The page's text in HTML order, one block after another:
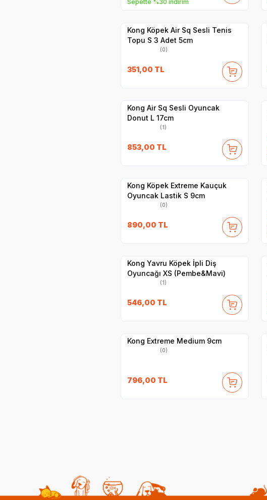
Sepette %30 indirim
Kong Köpek Air Sq Sesli Tenis
Topu S 3 Adet 5cm
(0)
351,00 TL
Kong Air Sq Sesli Oyuncak
Donut L 17cm
(1)
853,00 TL
Kong Köpek Extreme Kauçuk
Oyuncak Lastik S 9cm
(0)
890,00 TL
Kong Yavru Köpek İpli Diş
Oyuncağı XS (Pembe&Mavi)
(1)
546,00 TL
Kong Extreme Medium 9cm
(0)
796,00 TL